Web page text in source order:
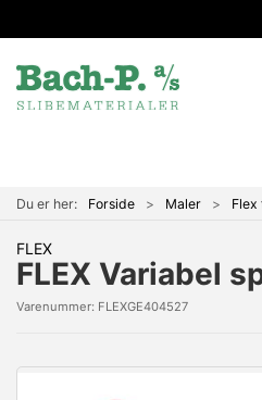
Du er her: Forside Maler Flex
FLEX
FLEX Variabel
Varenummer: FLEXGE404527